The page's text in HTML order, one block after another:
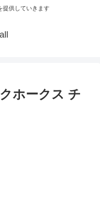
提供していきます
ホークス チ